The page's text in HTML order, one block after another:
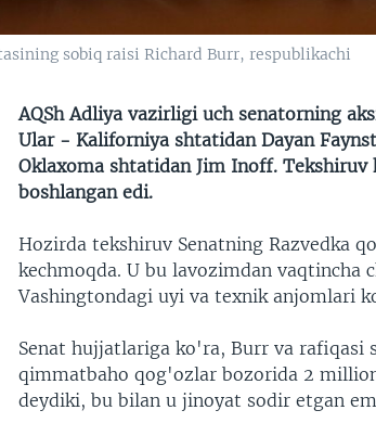
sobiq raisi Richard Burr, respublikachi
AQSh Adliya vazirligi uch senatorning
Ular - Kaliforniya shtatidan Dayan
Oklaxoma shtatidan Jim Inoff.
boshlangan edi.
Hozirda tekshiruv Senatning Razvedka
kechmoqda. U bu lavozimdan
Vashingtondagi uyi va texnik anjomlari
Senat hujjatlariga ko'ra, Burr va
qimmatbaho qog'ozlar bozorida 2
deydiki, bu bilan u jinoyat sodir etgan